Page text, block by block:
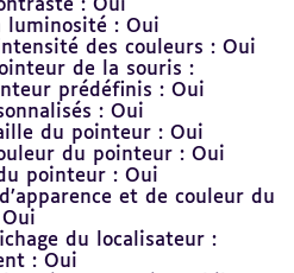
: Oui
luminosité : Oui
des couleurs : Oui
de la souris :
prédéfinis : Oui
: Oui
du pointeur : Oui
du pointeur : Oui
pointeur : Oui
et de couleur du
du localisateur :
: Oui